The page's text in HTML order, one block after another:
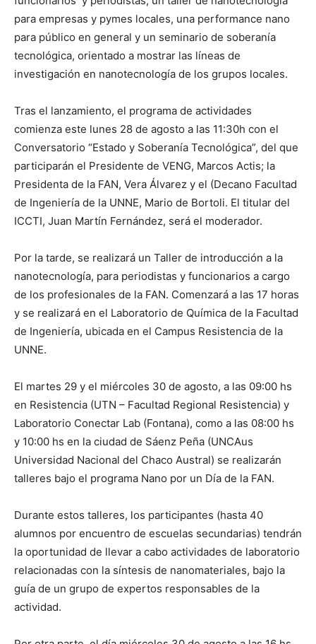
para empresas y pymes locales, una performance nano
para público en general y un seminario de soberanía
tecnológica, orientado a mostrar las líneas de
investigación en nanotecnología de los grupos locales.
Tras el lanzamiento, el programa de actividades
comienza este lunes 28 de agosto a las 11:30h con el
Conversatorio “Estado y Soberanía Tecnológica”, del que
participarán el Presidente de VENG, Marcos Actis; la
Presidenta de la FAN, Vera Álvarez y el (Decano Facultad
de Ingeniería de la UNNE, Mario de Bortoli. El titular del
ICCTI, Juan Martín Fernández, será el moderador.
Por la tarde, se realizará un Taller de introducción a la
nanotecnología, para periodistas y funcionarios a cargo
de los profesionales de la FAN. Comenzará a las 17 horas
y se realizará en el Laboratorio de Química de la Facultad
de Ingeniería, ubicada en el Campus Resistencia de la
UNNE.
El martes 29 y el miércoles 30 de agosto, a las 09:00 hs
en Resistencia (UTN – Facultad Regional Resistencia) y
Laboratorio Conectar Lab (Fontana), como a las 08:00 hs
y 10:00 hs en la ciudad de Sáenz Peña (UNCAus
Universidad Nacional del Chaco Austral) se realizarán
talleres bajo el programa Nano por un Día de la FAN.
Durante estos talleres, los participantes (hasta 40
alumnos por encuentro de escuelas secundarias) tendrán
la oportunidad de llevar a cabo actividades de laboratorio
relacionadas con la síntesis de nanomateriales, bajo la
guía de un grupo de expertos responsables de la
actividad.